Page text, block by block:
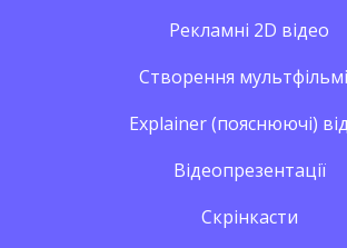
Рекламні 2D відео
Створення
Explainer (пояснюючі)
Відеопрезентації
Скрінкасти